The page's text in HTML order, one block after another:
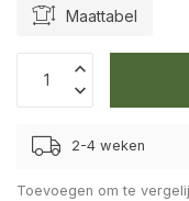
Maattabel
2-4 weken
Toevoegen om te